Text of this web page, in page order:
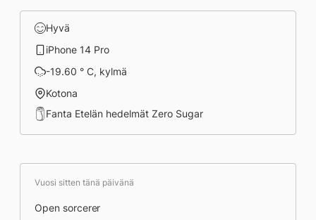
Hyvä
iPhone 14 Pro
-19.60 ° C, kylmä
Kotona
Fanta Etelän hedelmät Zero Sugar
Vuosi sitten tänä päivänä
Open sorcerer